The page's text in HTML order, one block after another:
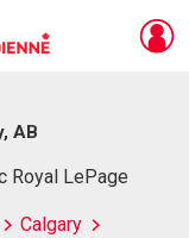
AB
Royal LePage
Calgary